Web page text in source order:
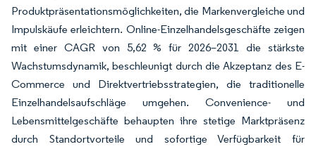
Produktpräsentationsmöglichkeiten, die Markenvergleiche und
Impulskäufe erleichtern. Online-Einzelhandelsgeschäfte zeigen
mit einer CAGR von 5,62 % für 2026–2031 die stärkste
Wachstumsdynamik, beschleunigt durch die Akzeptanz des E-
Commerce und Direktvertriebsstrategien, die traditionelle
Einzelhandelsaufschläge umgehen. Convenience- und
Lebensmittelgeschäfte behaupten ihre stetige Marktpräsenz
durch Standortvorteile und sofortige Verfügbarkeit für